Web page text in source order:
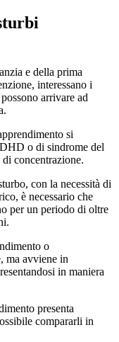
e della prima
interessano i
arrivare ad
si
o di sindrome del
concentrazione.
con la necessità di
è necessario che
per un periodo di oltre
o
ma avviene in
in maniera
presenta
compararli in